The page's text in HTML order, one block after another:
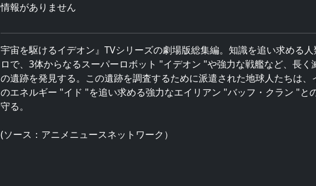
情報がありません
宇宙を駆けるイデオン』TVシリーズの劇場版総集編。知識を追い求める
ロで、3体からなるスーパーロボット "イデオン "や強力な戦艦など、長く
の遺跡を発見する。この遺跡を調査するために派遣された地球人たちは
のエネルギー "イド "を追い求める強力なエイリアン "バッフ・クラン "と
守る。
(ソース：アニメニュースネットワーク）